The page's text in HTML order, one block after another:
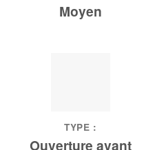
Moyen
TYPE :
Ouverture avant